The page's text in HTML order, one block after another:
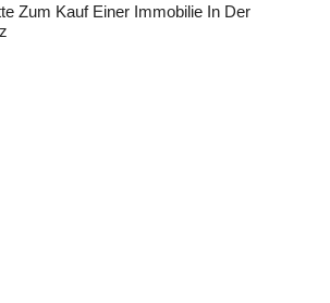
Zum Kauf Einer Immobilie In Der